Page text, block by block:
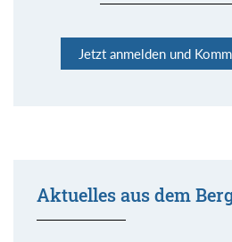
Jetzt anmelden und
Aktuelles aus dem